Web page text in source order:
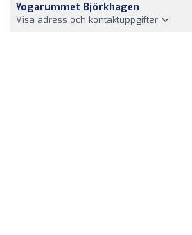
Yogarummet Björkhagen
Visa adress och kontaktuppgifter